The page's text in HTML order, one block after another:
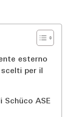
esterno
per il
Schüco ASE